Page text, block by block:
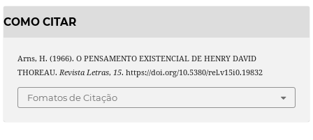
COMO CITAR
Arns, H. (1966). O PENSAMENTO EXISTENCIAL DE HENRY DAVID
THOREAU. Revista Letras, 15. https://doi.org/10.5380/rel.v15i0.19832
Fomatos de Citação